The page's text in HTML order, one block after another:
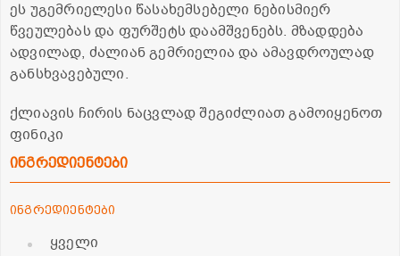
ეს უგემრიელესი წასახემსებელი ნებისმიერ
წვეულებას და ფურშეტს დაამშვენებს. მზადდება
ადვილად, ძალიან გემრიელია და ამავდროულად
განსხვავებული.
ქლიავის ჩირის ნაცვლად შეგიძლიათ გამოიყენოთ
ფინიკი
ინგრედიენტები
ინგრედიენტები
ყველი